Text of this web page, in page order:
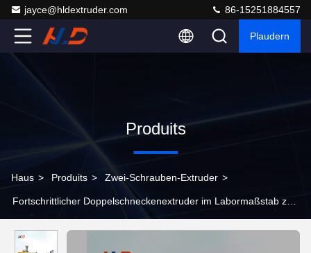
jayce@hldextruder.com 86-15251884557
Plaudern
Produits
Haus > Produits > Zwei-Schrauben-Extruder >
Fortschrittlicher Doppelschneckenextruder im Labormaßstab zur